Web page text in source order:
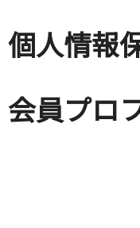
個人情報
会員プロ